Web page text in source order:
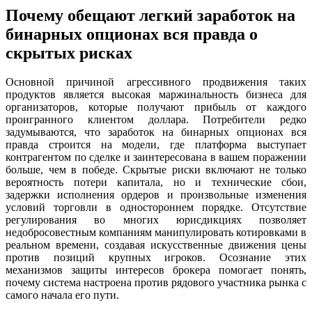
Почему обещают легкий заработок на
бинарных опционах вся правда о
скрытых рисках
Основной причиной агрессивного продвижения таких
продуктов является высокая маржинальность бизнеса для
организаторов, которые получают прибыль от каждого
проигранного клиентом доллара. Потребители редко
задумываются, что заработок на бинарных опционах вся
правда строится на модели, где платформа выступает
контрагентом по сделке и заинтересована в вашем поражении
больше, чем в победе. Скрытые риски включают не только
вероятность потери капитала, но и технические сбои,
задержки исполнения ордеров и произвольные изменения
условий торговли в одностороннем порядке. Отсутствие
регулирования во многих юрисдикциях позволяет
недобросовестным компаниям манипулировать котировками в
реальном времени, создавая искусственные движения цены
против позиций крупных игроков. Осознание этих
механизмов защиты интересов брокера помогает понять,
почему система настроена против рядового участника рынка с
самого начала его пути.